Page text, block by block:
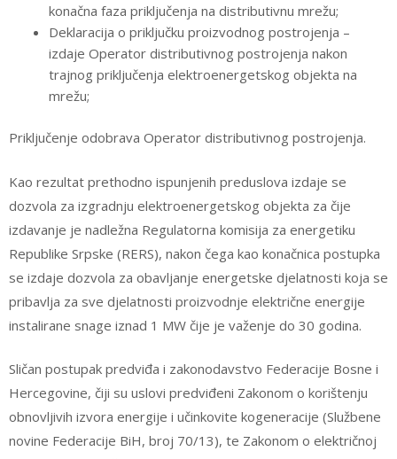
konačna faza priključenja na distributivnu mrežu;
Deklaracija o priključku proizvodnog postrojenja –
izdaje Operator distributivnog postrojenja nakon
trajnog priključenja elektroenergetskog objekta na
mrežu;
Priključenje odobrava Operator distributivnog postrojenja.
Kao rezultat prethodno ispunjenih preduslova izdaje se
dozvola za izgradnju elektroenergetskog objekta za čije
izdavanje je nadležna Regulatorna komisija za energetiku
Republike Srpske (RERS), nakon čega kao konačnica postupka
se izdaje dozvola za obavljanje energetske djelatnosti koja se
pribavlja za sve djelatnosti proizvodnje električne energije
instalirane snage iznad 1 MW čije je važenje do 30 godina.
Sličan postupak predviđa i zakonodavstvo Federacije Bosne i
Hercegovine, čiji su uslovi predviđeni Zakonom o korištenju
obnovljivih izvora energije i učinkovite kogeneracije (Službene
novine Federacije BiH, broj 70/13), te Zakonom o električnoj